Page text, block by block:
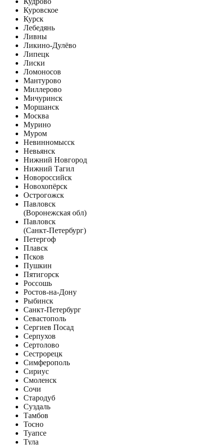
Куровское
Курск
Лебедянь
Ливны
Ликино-Дулёво
Липецк
Лиски
Ломоносов
Мантурово
Миллерово
Мичуринск
Моршанск
Москва
Мурино
Муром
Невинномысск
Невьянск
Нижний Новгород
Нижний Тагил
Новороссийск
Новохопёрск
Острогожск
Павловск
(Воронежская обл)
Павловск
(Санкт-Петербург)
Петергоф
Плавск
Псков
Пушкин
Пятигорск
Россошь
Ростов-на-Дону
Рыбинск
Санкт-Петербург
Севастополь
Сергиев Посад
Серпухов
Сертолово
Сестрорецк
Симферополь
Сириус
Смоленск
Сочи
Стародуб
Суздаль
Тамбов
Тосно
Туапсе
Тула